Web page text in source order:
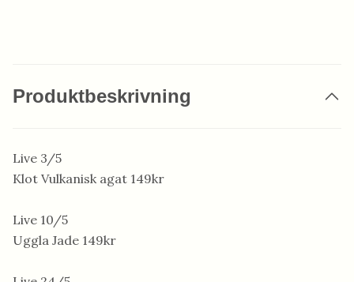
Produktbeskrivning
Live 3/5
Klot Vulkanisk agat 149kr
Live 10/5
Uggla Jade 149kr